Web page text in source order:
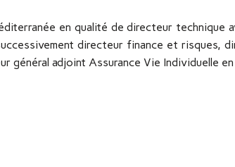
en qualité de directeur technique
directeur finance et risques,
général adjoint Assurance Vie Individuelle